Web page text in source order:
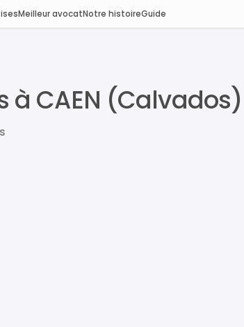
Meilleur avocatNotre histoireGuide
CAEN (Calvados)